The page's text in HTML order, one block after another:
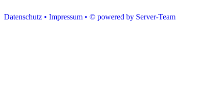
Datenschutz • Impressum • © powered by Server-Team